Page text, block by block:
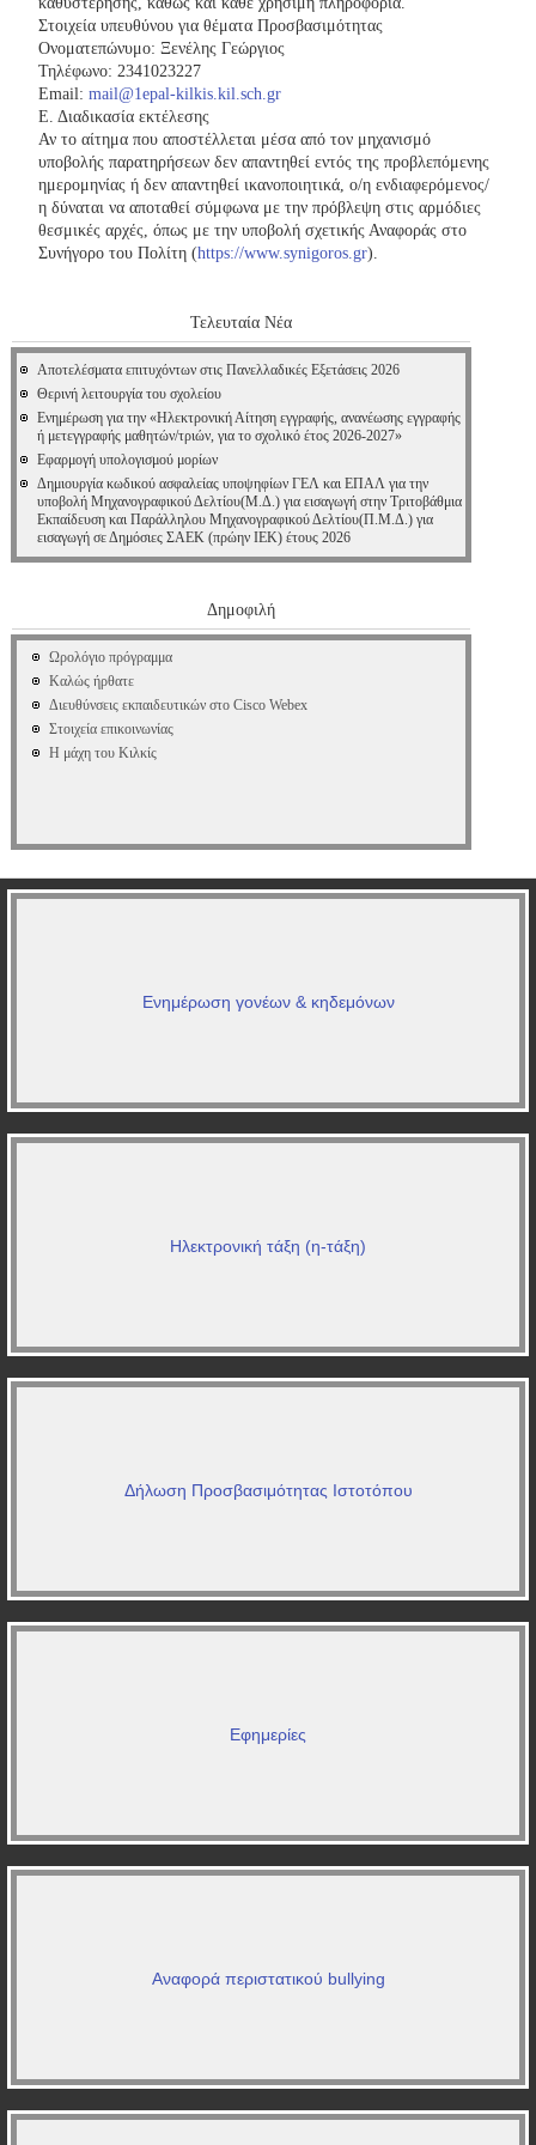
Στοιχεία υπευθύνου για θέματα Προσβασιμότητας
Ονοματεπώνυμο: Ξενέλης Γεώργιος
Τηλέφωνο: 2341023227
Email:mail@1epal-kilkis.kil.sch.gr
Ε. Διαδικασία εκτέλεσης
Αν το αίτημα που αποστέλλεται μέσα από τον μηχανισμό
υποβολής παρατηρήσεων δεν απαντηθεί εντός της προβλεπόμενης
ημερομηνίας ή δεν απαντηθεί ικανοποιητικά, ο/η ενδιαφερόμενος/
η δύναται να αποταθεί σύμφωνα με την πρόβλεψη στις αρμόδιες
θεσμικές αρχές, όπως με την υποβολή σχετικής Αναφοράς στο
Συνήγορο του Πολίτη (https://www.synigoros.gr).
Τελευταία Νέα
Αποτελέσματα επιτυχόντων στις Πανελλαδικές Εξετάσεις 2026
Θερινή λειτουργία του σχολείου
Ενημέρωση για την «Ηλεκτρονική Αίτηση εγγραφής, ανανέωσης εγγραφής
ή μετεγγραφής μαθητών/τριών, για το σχολικό έτος 2026-2027»
Εφαρμογή υπολογισμού μορίων
Δημιουργία κωδικού ασφαλείας υποψηφίων ΓΕΛ και ΕΠΑΛ για την
υποβολή Μηχανογραφικού Δελτίου(Μ.Δ.) για εισαγωγή στην Τριτοβάθμια
Εκπαίδευση και Παράλληλου Μηχανογραφικού Δελτίου(Π.Μ.Δ.) για
εισαγωγή σε Δημόσιες ΣΑΕΚ (πρώην ΙΕΚ) έτους 2026
Δημοφιλή
Ωρολόγιο πρόγραμμα
Καλώς ήρθατε
Διευθύνσεις εκπαιδευτικών στο Cisco Webex
Στοιχεία επικοινωνίας
Η μάχη του Κιλκίς
Ενημέρωση γονέων & κηδεμόνων
Ηλεκτρονική τάξη (η-τάξη)
Δήλωση Προσβασιμότητας Ιστοτόπου
Εφημερίες
Αναφορά περιστατικού bullying